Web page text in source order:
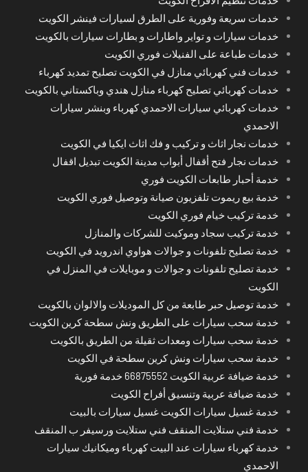
خدمات سريعة وفورية على الطرق لسيارات فينشر الكويت
خدمات سيارات و تواير واطارات و بطارات سيارات بالكويت
خدمات طباعة على الفنيلات فوري الكويت
خدمات فني كهربائي منازل في الكويت تصليح تمديد كهرباء
خدمات كهربائي تصليح كهرباء منازل هندي وباكستاني بالكويت
خدمات كهربائي سيارات الاحمدي كهرباء وبنشر سيارات
الاحمدي
خدمات نجار اثاث و تركيب و فك اثاث ايكيا في الكويت
خدمات نجار فتح أقفال أبواب مدينة الكويت تبديل اقفال
خدمة أحبار طابعات الكويت فوري
خدمة بيع ريموت تلفزيون صيانة وتوصيل فوري الكويت
خدمة تركيب خيام فوري الكويت
خدمة تركيب سجاد وموكيت للشركات والمنازل
خدمة تصليح تلفونات و جوالات هواوي اندرويد في الكويت
خدمة تصليح تلفونات و جوالات و موبايلات في المنزل في
الكويت
خدمة توصيل حبر طابعة من كل الموديلات والالوان بالكويت
خدمة سحب سيارات على الطريق ونش سطحة كرين الكويت
خدمة سحب سيارات ومعدات ثقيلة من الطريق بالكويت
خدمة سحب سيارات ونش كرين سطحة في الكويت
خدمة ضيافة عربية الكويت 66875552 خدمة فورية
خدمة ضيافة عربية وتنسيق أفراح الكويت
خدمة غسيل سيارات الكويت غسيل سيارات بالبيت
خدمة فني ستلايت المنقف فني ستلايت ورسيفر ب المنقف
خدمة كهرباء سيارات عند البيت كهرباء وميكانيك سيارات
الاحمدي